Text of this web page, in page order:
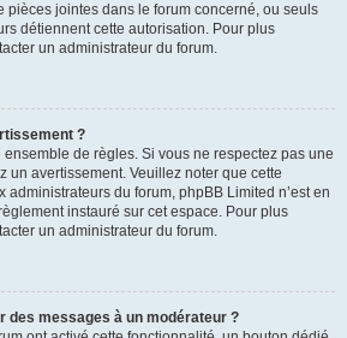
pièces jointes dans le forum concerné, ou seuls
détiennent cette autorisation. Pour plus
un administrateur du forum.
?
de règles. Si vous ne respectez pas une
un avertissement. Veuillez noter que cette
administrateurs du forum, phpBB Limited n’est en
instauré sur cet espace. Pour plus
un administrateur du forum.
des messages à un modérateur ?